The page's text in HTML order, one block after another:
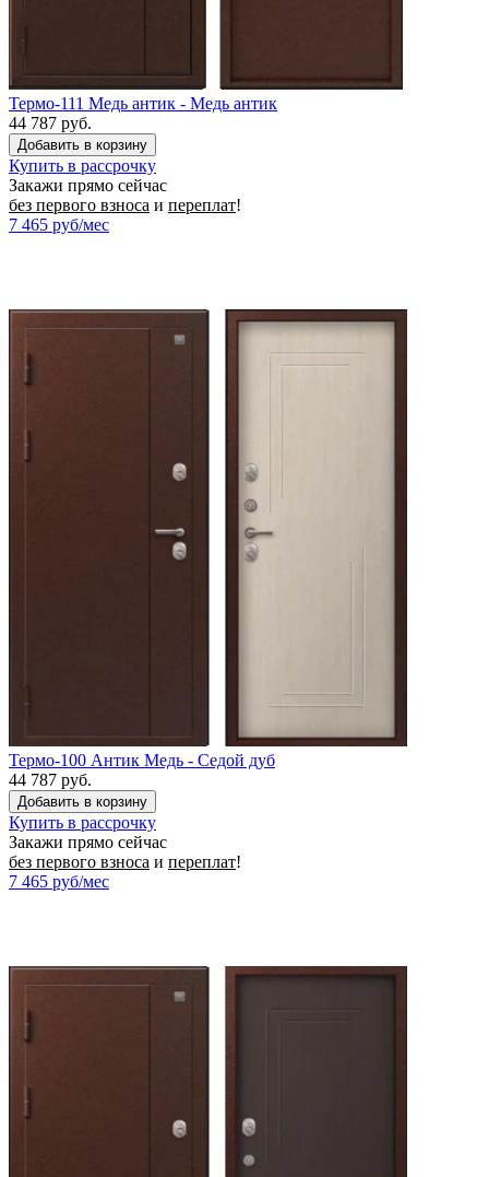
Термо-111 Медь антик - Медь антик
44 787 руб.
Купить в рассрочку
Закажи прямо сейчас
без первого взноса и переплат!
7 465 руб/мес
Термо-100 Антик Медь - Седой дуб
44 787 руб.
Купить в рассрочку
Закажи прямо сейчас
без первого взноса и переплат!
7 465 руб/мес